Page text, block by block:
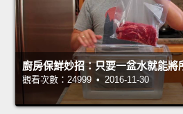
廚房保鮮妙招：只要一盆水就能將
觀看次數：24999 • 2016-11-30